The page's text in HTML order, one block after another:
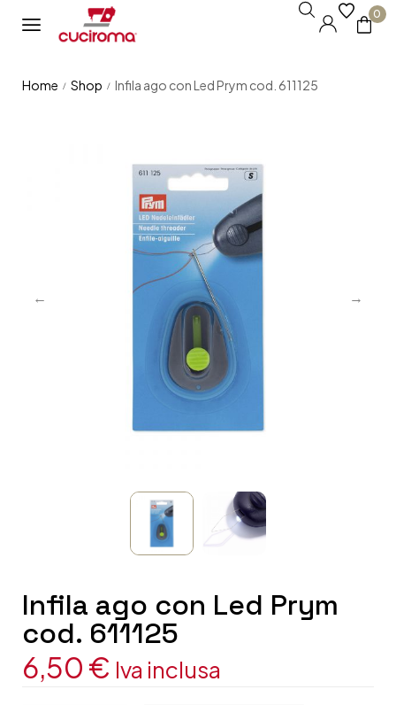
0
Home / Shop / Infila ago con Led Prym cod. 611125
Infila ago con Led Prym
cod. 611125
6,50 € Iva inclusa